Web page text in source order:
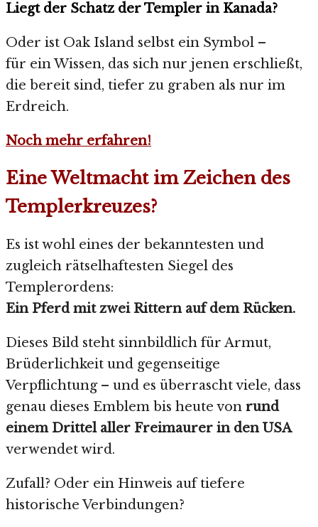
Liegt der Schatz der Templer in Kanada?
Oder ist Oak Island selbst ein Symbol –
für ein Wissen, das sich nur jenen erschließt,
die bereit sind, tiefer zu graben als nur im
Erdreich.
Noch mehr erfahren!
Eine Weltmacht im Zeichen des
Templerkreuzes?
Es ist wohl eines der bekanntesten und
zugleich rätselhaftesten Siegel des
Templerordens:
Ein Pferd mit zwei Rittern auf dem Rücken.
Dieses Bild steht sinnbildlich für Armut,
Brüderlichkeit und gegenseitige
Verpflichtung – und es überrascht viele, dass
genau dieses Emblem bis heute von rund
einem Drittel aller Freimaurer in den USA
verwendet wird.
Zufall? Oder ein Hinweis auf tiefere
historische Verbindungen?